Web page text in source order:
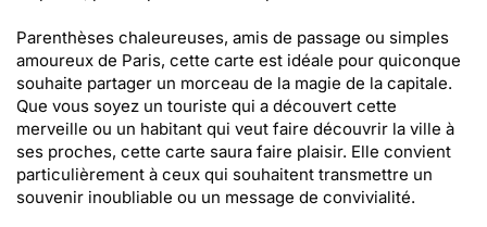
Parenthèses chaleureuses, amis de passage ou simples
amoureux de Paris, cette carte est idéale pour quiconque
souhaite partager un morceau de la magie de la capitale.
Que vous soyez un touriste qui a découvert cette
merveille ou un habitant qui veut faire découvrir la ville à
ses proches, cette carte saura faire plaisir. Elle convient
particulièrement à ceux qui souhaitent transmettre un
souvenir inoubliable ou un message de convivialité.